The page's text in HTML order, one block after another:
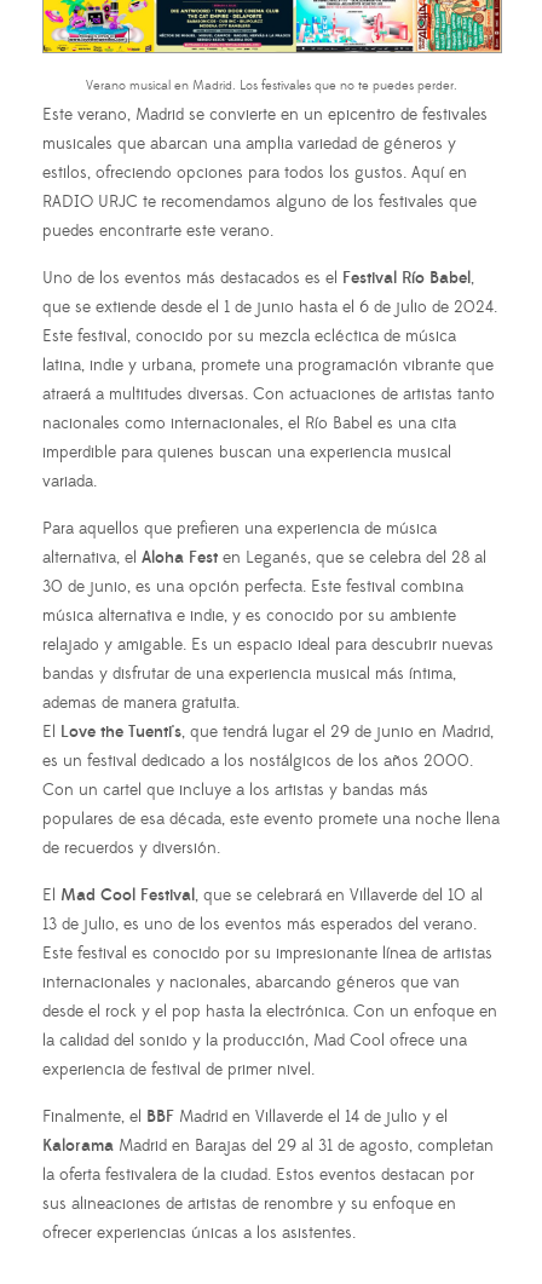
Verano musical en Madrid. Los festivales que no te puedes perder.
Este verano, Madrid se convierte en un epicentro de festivales
musicales que abarcan una amplia variedad de géneros y
estilos, ofreciendo opciones para todos los gustos. Aquí en
RADIO URJC te recomendamos alguno de los festivales que
puedes encontrarte este verano.
Uno de los eventos más destacados es el Festival Río Babel,
que se extiende desde el 1 de junio hasta el 6 de julio de 2024.
Este festival, conocido por su mezcla ecléctica de música
latina, indie y urbana, promete una programación vibrante que
atraerá a multitudes diversas. Con actuaciones de artistas tanto
nacionales como internacionales, el Río Babel es una cita
imperdible para quienes buscan una experiencia musical
variada.
Para aquellos que prefieren una experiencia de música
alternativa, el Aloha Fest en Leganés, que se celebra del 28 al
30 de junio, es una opción perfecta. Este festival combina
música alternativa e indie, y es conocido por su ambiente
relajado y amigable. Es un espacio ideal para descubrir nuevas
bandas y disfrutar de una experiencia musical más íntima,
ademas de manera gratuita.
El Love the Tuenti's, que tendrá lugar el 29 de junio en Madrid,
es un festival dedicado a los nostálgicos de los años 2000.
Con un cartel que incluye a los artistas y bandas más
populares de esa década, este evento promete una noche llena
de recuerdos y diversión.
El Mad Cool Festival, que se celebrará en Villaverde del 10 al
13 de julio, es uno de los eventos más esperados del verano.
Este festival es conocido por su impresionante línea de artistas
internacionales y nacionales, abarcando géneros que van
desde el rock y el pop hasta la electrónica. Con un enfoque en
la calidad del sonido y la producción, Mad Cool ofrece una
experiencia de festival de primer nivel.
Finalmente, el BBF Madrid en Villaverde el 14 de julio y el
Kalorama Madrid en Barajas del 29 al 31 de agosto, completan
la oferta festivalera de la ciudad. Estos eventos destacan por
sus alineaciones de artistas de renombre y su enfoque en
ofrecer experiencias únicas a los asistentes.